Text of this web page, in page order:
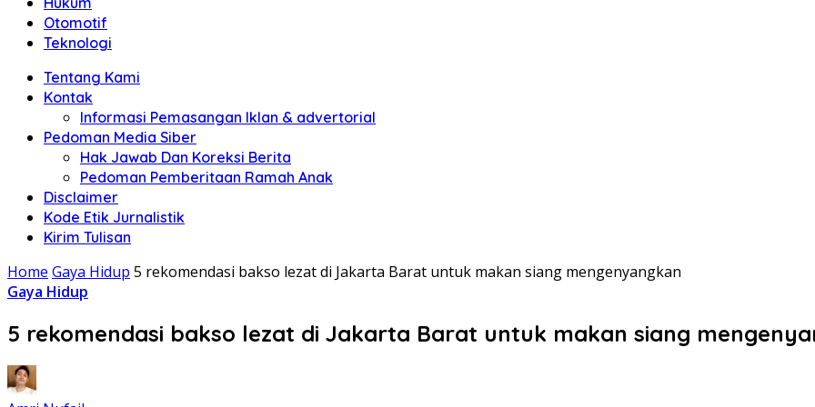
Otomotif
Teknologi
Tentang Kami
Kontak
Informasi Pemasangan Iklan & advertorial
Pedoman Media Siber
Hak Jawab Dan Koreksi Berita
Pedoman Pemberitaan Ramah Anak
Disclaimer
Kode Etik Jurnalistik
Kirim Tulisan
Home Gaya Hidup 5 rekomendasi bakso lezat di Jakarta Barat untuk makan siang mengenyangkan
Gaya Hidup
5 rekomendasi bakso lezat di Jakarta Barat untuk makan siang